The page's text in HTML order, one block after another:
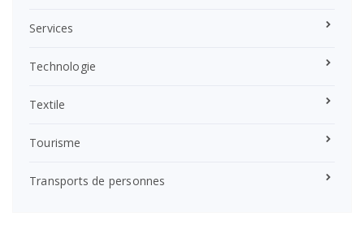
Services
Technologie
Textile
Tourisme
Transports de personnes